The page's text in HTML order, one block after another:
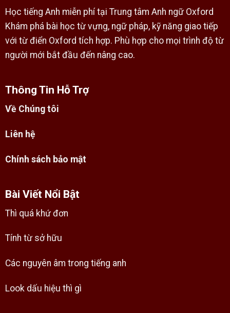
Học tiếng Anh miễn phí tại Trung tâm Anh ngữ Oxford
Khám phá bài học từ vựng, ngữ pháp, kỹ năng giao tiếp
với từ điển Oxford tích hợp. Phù hợp cho mọi trình độ từ
người mới bắt đầu đến nâng cao.
Thông Tin Hỗ Trợ
Về Chúng tôi
Liên hệ
Chính sách bảo mật
Bài Viết Nổi Bật
Thì quá khứ đơn
Tính từ sở hữu
Các nguyên âm trong tiếng anh
Look dấu hiệu thì gì